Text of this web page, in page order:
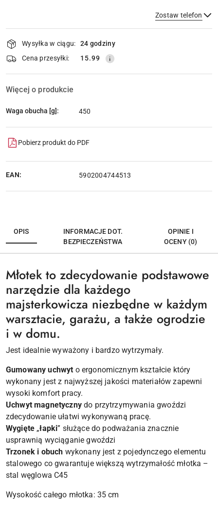
Zostaw telefon
Wyślij
Dostępność
i
dostawa
Wysyłka w ciągu:
24 godziny
Cena przesyłki:
15.99
Więcej o produkcie
Waga obucha [g]: 450
Pobierz produkt do PDF
EAN: 5902004744513
OPIS
INFORMACJE DOT.
BEZPIECZEŃSTWA
OPINIE I
OCENY (0)
Młotek to zdecydowanie podstawowe
narzędzie dla każdego
majsterkowicza niezbędne w każdym
warsztacie, garażu, a także ogrodzie
i w domu.
Jest idealnie wyważony i bardzo wytrzymały.
Gumowany uchwyt o ergonomicznym kształcie który
wykonany jest z najwyższej jakości materiałów zapewni
wysoki komfort pracy.
Uchwyt magnetycznydo przytrzymywania gwoździ
zdecydowanie ułatwi wykonywaną pracę.
Wygięte „łapki” służące do podważania znacznie
usprawnią wyciąganie gwoździ
Trzonek i obuch wykonany jest z pojedynczego elementu
stalowego co gwarantuje większą wytrzymałość młotka –
stal węglowa C45
Wysokość całego młotka: 35 cm